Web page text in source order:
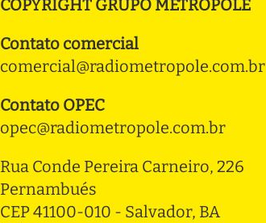
COPYRIGHT GRUPO METROPOLE
Contato comercial
comercial@radiometropole.com.br
Contato OPEC
opec@radiometropole.com.br
Rua Conde Pereira Carneiro, 226
Pernambués
CEP 41100-010 - Salvador, BA